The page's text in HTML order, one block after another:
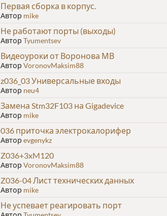
Первая сборка в корпус.
Автор mike
Не работают порты (выходы)
Автор Tyumentsev
Видеоуроки от Воронова МВ
Автор VoronovMaksim88
z036_03 Универсальные входы
Автор neu4
Замена Stm32F103 на Gigadevice
Автор mike
036 приточка электрокалорифер
Автор evgenykz
Z036+3xM120
Автор VoronovMaksim88
Z036-04 Лист технических данных
Автор mike
Не успевает реагировать порт